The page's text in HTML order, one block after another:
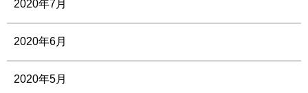
2020年7月
2020年6月
2020年5月